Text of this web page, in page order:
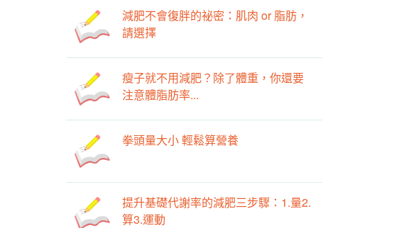
減肥不會復胖的祕密：肌肉 or 脂肪，
請選擇
瘦子就不用減肥？除了體重，你還要
注意體脂肪率...
拳頭量大小 輕鬆算營養
提升基礎代謝率的減肥三步驟：1.量2.
算3.運動